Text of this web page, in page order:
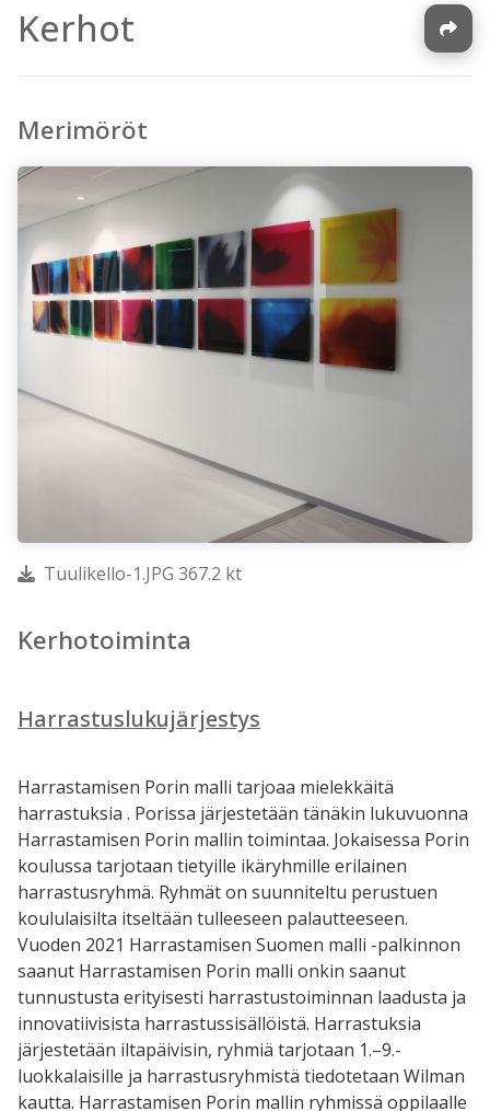
Kerhot
Merimöröt
Tuulikello-1.JPG 367.2 kt
Kerhotoiminta
Harrastuslukujärjestys
Harrastamisen Porin malli tarjoaa mielekkäitä
harrastuksia . Porissa järjestetään tänäkin lukuvuonna
Harrastamisen Porin mallin toimintaa. Jokaisessa Porin
koulussa tarjotaan tietyille ikäryhmille erilainen
harrastusryhmä. Ryhmät on suunniteltu perustuen
koululaisilta itseltään tulleeseen palautteeseen.
Vuoden 2021 Harrastamisen Suomen malli -palkinnon
saanut Harrastamisen Porin malli onkin saanut
tunnustusta erityisesti harrastustoiminnan laadusta ja
innovatiivisista harrastussisällöistä. Harrastuksia
järjestetään iltapäivisin, ryhmiä tarjotaan 1.–9.-
luokkalaisille ja harrastusryhmistä tiedotetaan Wilman
kautta. Harrastamisen Porin mallin ryhmissä oppilaalle